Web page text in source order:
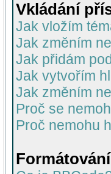
Vkládání
Jak vložím
Jak změním
Jak přidám
Jak vytvořím
Jak změním
Proč se
Proč nemohu